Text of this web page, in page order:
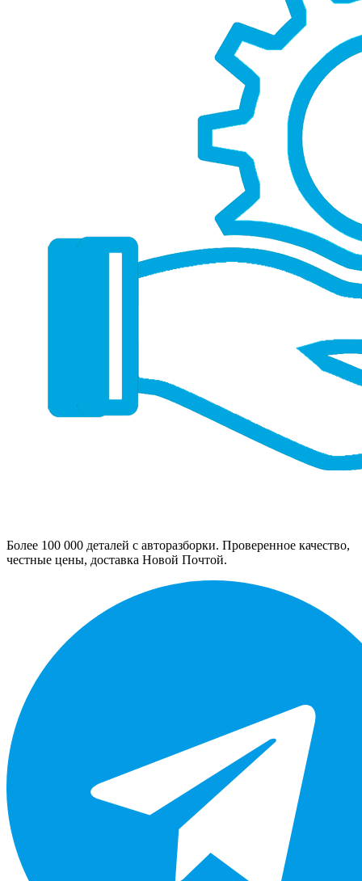
Более 100 000 деталей с авторазборки. Проверенное качество,
честные цены, доставка Новой Почтой.